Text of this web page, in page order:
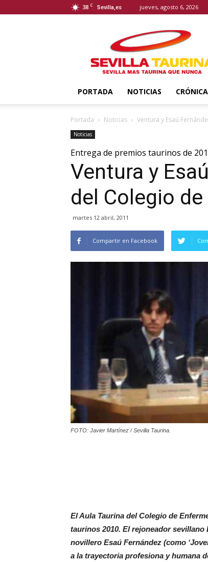
38 C Sevilla,es jueves, agosto 6, 2026
Taurina
PORTADA NOTICIAS
Portada Noticias Ventura y Esaú
Noticias
Entrega de premios taurinos de
Ventura y
del Colegio
martes 12 abril, 2011
Compartir en Facebook
FOTO: Javier Martínez / Sevilla Taurina.
El Aula Taurina del Colegio de
taurinos 2010. El rejoneador sevillano
novillero Esaú Fernández (como
a la trayectoria profesiona y humana